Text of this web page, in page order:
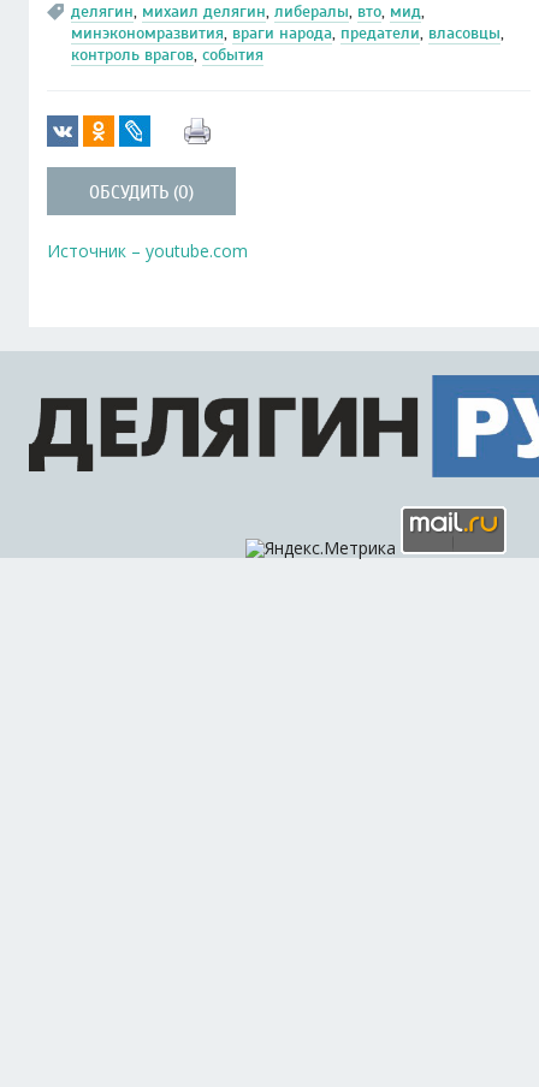
делягин, михаил делягин, либералы, вто, мид,
минэкономразвития, враги народа, предатели, власовцы,
контроль врагов, события
ОБСУДИТЬ (0)
Источник – youtube.com